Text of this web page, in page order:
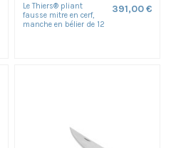
Le Thiers® pliant
fausse mitre en cerf,
manche en bélier de 12
391,00 €